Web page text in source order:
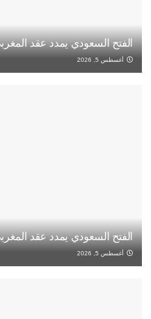
الفتح السعودي يمدد عقد
أغسطس 5, 2026
الفتح السعودي يمدد عقد
أغسطس 5, 2026